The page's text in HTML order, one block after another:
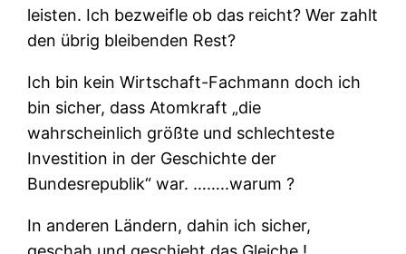
leisten. Ich bezweifle ob das reicht? Wer zahlt
den übrig bleibenden Rest?
Ich bin kein Wirtschaft-Fachmann doch ich
bin sicher, dass Atomkraft „die
wahrscheinlich größte und schlechteste
Investition in der Geschichte der
Bundesrepublik“ war. ……..warum ?
In anderen Ländern, dahin ich sicher,